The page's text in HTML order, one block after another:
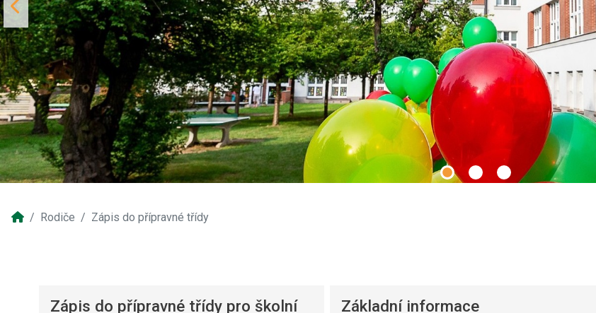
Rodiče Zápis do přípravné třídy
Zápis do přípravné třídy pro školní
Základní informace